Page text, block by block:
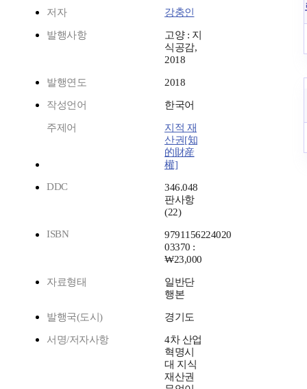
저자 강충인
발행사항
고양 : 지
식공감,
2018
발행연도 2018
작성언어 한국어
주제어
지적 재
산권[知
的財産
權]
DDC
346.048
판사항
(22)
ISBN
9791156224020
03370 :
₩23,000
자료형태
일반단
행본
발행국(도시) 경기도
서명/저자사항
4차 산업
혁명시
대 지식
재산권